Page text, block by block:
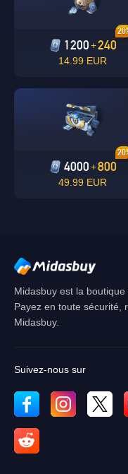
1200 +240
14.99 EUR
4000 +800
49.99 EUR
Midasbuy est la
Payez en toute sécurité,
Midasbuy.
Suivez-nous sur